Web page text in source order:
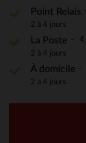
Point Relais
2 à 4 jours
La Poste
2 à 4 jours
À domicile
2 à 4 jours